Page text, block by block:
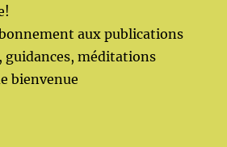
aux publications
guidances, méditations
bienvenue